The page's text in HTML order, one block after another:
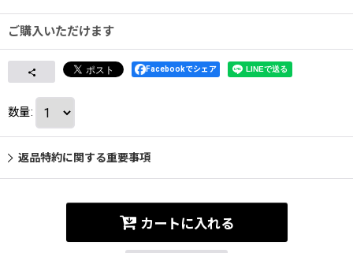
ご購入いただけます
Facebookでシェア
数量:
返品特約に関する重要事項
カートに入れる